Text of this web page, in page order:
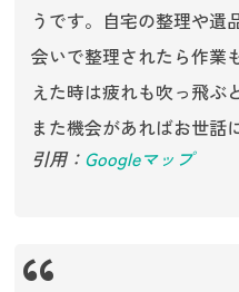
うです。自宅の整理や遺
会いで整理されたら作業
えた時は疲れも吹っ飛ぶ
また機会があればお世話
引用： Googleマップ